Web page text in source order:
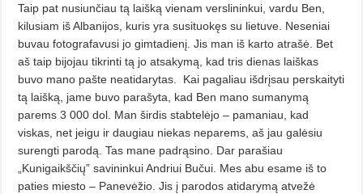
Taip pat nusiunčiau tą laišką vienam verslininkui, vardu Ben,
kilusiam iš Albanijos, kuris yra susituokęs su lietuve. Neseniai
buvau fotografavusi jo gimtadienį. Jis man iš karto atrašė. Bet
aš taip bijojau tikrinti tą jo atsakymą, kad tris dienas laiškas
buvo mano pašte neatidarytas.
Kai pagaliau išdrįsau perskaityti
tą laišką, jame buvo parašyta, kad Ben mano sumanymą
parems 3 000 dol. Man širdis stabtelėjo – pamaniau, kad
viskas, net jeigu ir daugiau niekas neparems, aš jau galėsiu
surengti parodą. Tas mane padrąsino. Dar parašiau
„Kunigaikščių” savininkui Andriui Bučui. Mes abu esame iš to
paties mies­to – Panevėžio. Jis į parodos atidarymą atvežė